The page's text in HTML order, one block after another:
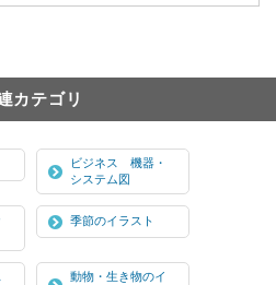
カテゴリ
ビジネス 機器・
システム図
季節のイラスト
動物・生き物のイ